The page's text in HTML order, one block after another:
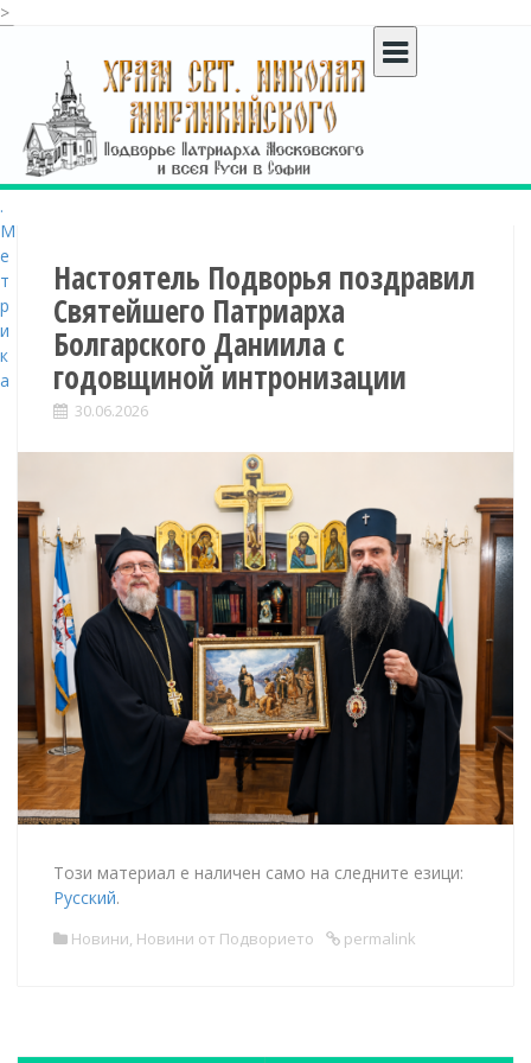
>
c
o
n
t
e
n
t
Настоятель Подворья поздравил
Святейшего Патриарха
Болгарского Даниила с
годовщиной интронизации
30.06.2026
Този материал е наличен само на следните езици:
Русский.
Новини, Новини от Подворието permalink